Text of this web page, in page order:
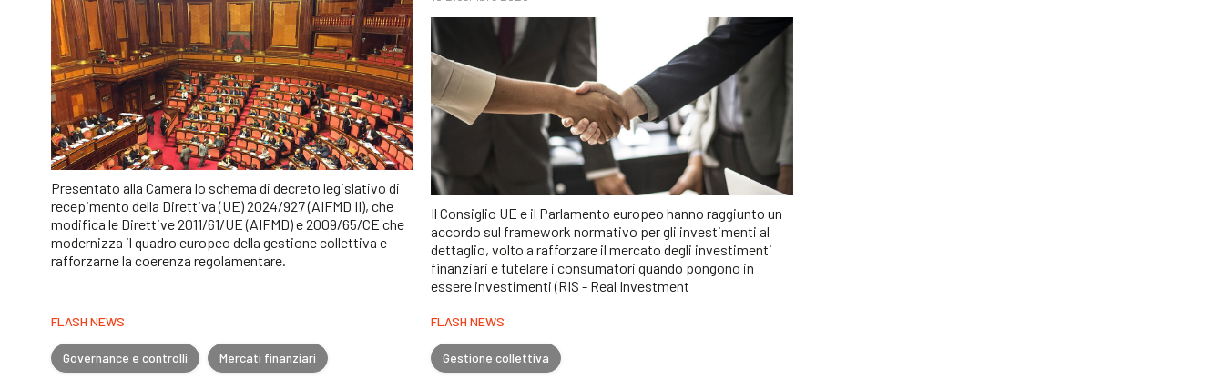
Presentato alla Camera lo schema di decreto legislativo di
recepimento della Direttiva (UE) 2024/927 (AIFMD II), che
modifica le Direttive 2011/61/UE (AIFMD) e 2009/65/CE che
modernizza il quadro europeo della gestione collettiva e
rafforzarne la coerenza regolamentare.
Il Consiglio UE e il Parlamento europeo hanno raggiunto un
accordo sul framework normativo per gli investimenti al
dettaglio, volto a rafforzare il mercato degli investimenti
finanziari e tutelare i consumatori quando pongono in
essere investimenti (RIS - Real Investment
FLASH NEWS
Governance e controlli Mercati finanziari
FLASH NEWS
Gestione collettiva